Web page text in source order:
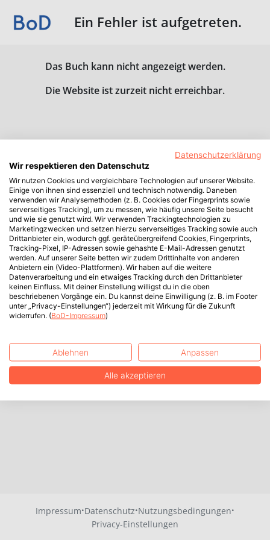
Ein Fehler ist aufgetreten.
Das Buch kann nicht angezeigt werden.
Die Website ist zurzeit nicht erreichbar.
Impressum·Datenschutz·Nutzungsbedingungen·
Privacy-Einstellungen
Datenschutzerklärung
Wir respektieren den Datenschutz
Wir nutzen Cookies und vergleichbare Technologien auf unserer Website.
Einige von ihnen sind essenziell und technisch notwendig. Daneben
verwenden wir Analysemethoden (z. B. Cookies oder Fingerprints sowie
serverseitiges Tracking), um zu messen, wie häufig unsere Seite besucht
und wie sie genutzt wird. Wir verwenden Trackingtechnologien zu
Marketingzwecken und setzen hierzu serverseitiges Tracking sowie auch
Drittanbieter ein, wodurch ggf. geräteübergreifend Cookies, Fingerprints,
Tracking-Pixel, IP-Adressen sowie gehashte E-Mail-Adressen genutzt
werden. Auf unserer Seite betten wir zudem Drittinhalte von anderen
Anbietern ein (Video-Plattformen). Wir haben auf die weitere
Datenverarbeitung und ein etwaiges Tracking durch den Drittanbieter
keinen Einfluss. Mit deiner Einstellung willigst du in die oben
beschriebenen Vorgänge ein. Du kannst deine Einwilligung (z. B. im Footer
unter „Privacy-Einstellungen“) jederzeit mit Wirkung für die Zukunft
widerrufen. (BoD-Impressum)
Ablehnen Anpassen
Alle akzeptieren